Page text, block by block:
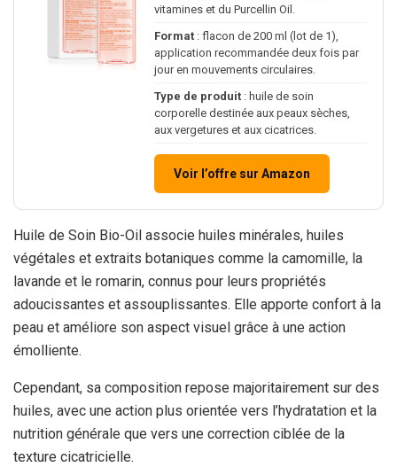
vitamines et du Purcellin Oil.
Format : flacon de 200 ml (lot de 1),
application recommandée deux fois par
jour en mouvements circulaires.
Type de produit : huile de soin
corporelle destinée aux peaux sèches,
aux vergetures et aux cicatrices.
Voir l’offre sur Amazon
Huile de Soin Bio-Oil associe huiles minérales, huiles
végétales et extraits botaniques comme la camomille, la
lavande et le romarin, connus pour leurs propriétés
adoucissantes et assouplissantes. Elle apporte confort à la
peau et améliore son aspect visuel grâce à une action
émolliente.
Cependant, sa composition repose majoritairement sur des
huiles, avec une action plus orientée vers l’hydratation et la
nutrition générale que vers une correction ciblée de la
texture cicatricielle.